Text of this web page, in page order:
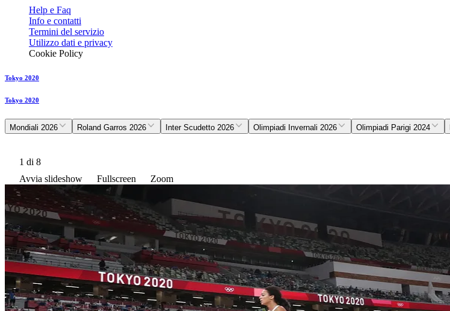
Help e Faq
Info e contatti
Termini del servizio
Utilizzo dati e privacy
Cookie Policy
Tokyo 2020
Tokyo 2020
Mondiali 2026 Roland Garros 2026 Inter Scudetto 2026 Olimpiadi Invernali 2026 Olimpiadi Parigi 2024
1 di 8
Avvia slideshow
Fullscreen Zoom